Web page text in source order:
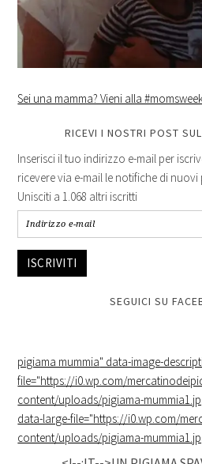
Sei una mamma? Vieni alla
RICEVI I NOSTRI POST
Inserisci il tuo indirizzo e-mail per
ricevere via e-mail le notifiche di nuovi
Unisciti a 1.068 altri iscritti
ISCRIVITI
SEGUICI SU
pigiama mummia" data-image-
file="https://i0.wp.com/
content/uploads/pigiama-
data-large-file="https://i0.wp.com/
content/uploads/pigiama-